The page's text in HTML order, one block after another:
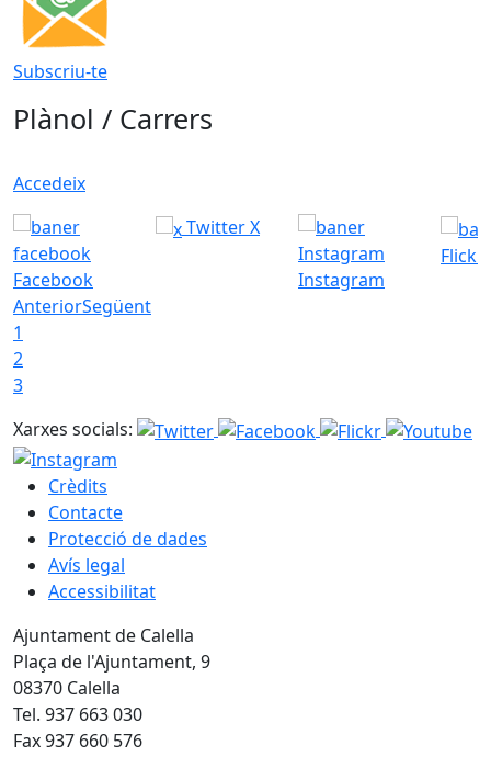
Subscriu-te
Plànol / Carrers
Accedeix
Facebook
Twitter X
Instagram
Flickr
AnteriorSegüent
1
2
3
Xarxes socials:
Crèdits
Contacte
Protecció de dades
Avís legal
Accessibilitat
Ajuntament de Calella
Plaça de l'Ajuntament, 9
08370 Calella
Tel. 937 663 030
Fax 937 660 576